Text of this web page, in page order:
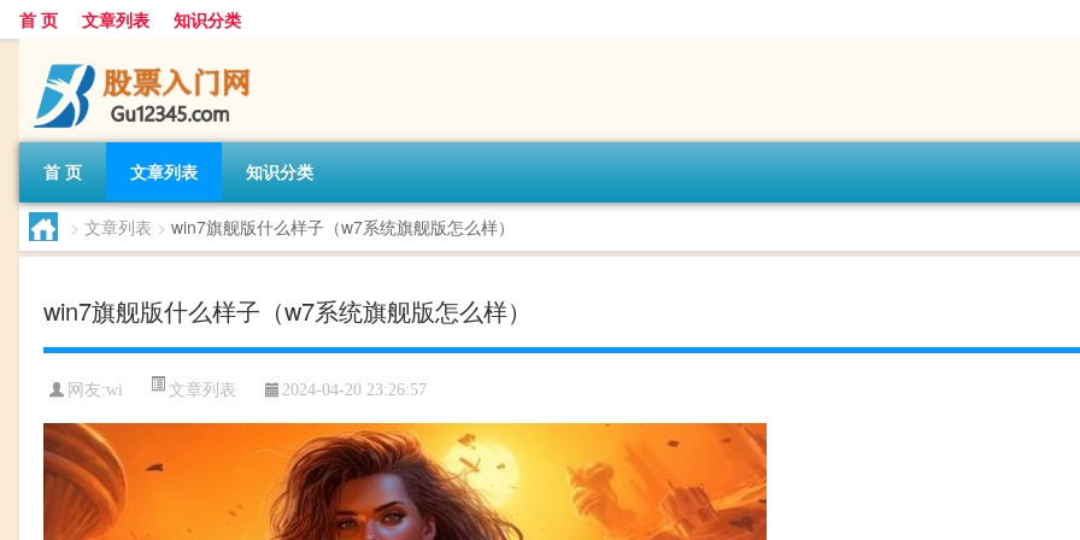
首 页 文章列表 知识分类
首 页 文章列表 知识分类
> 文章列表 > win7旗舰版什么样子（w7系统旗舰版怎么样）
win7旗舰版什么样子（w7系统旗舰版怎么样）
网友:wi 文章列表 2024-04-20 23:26:57